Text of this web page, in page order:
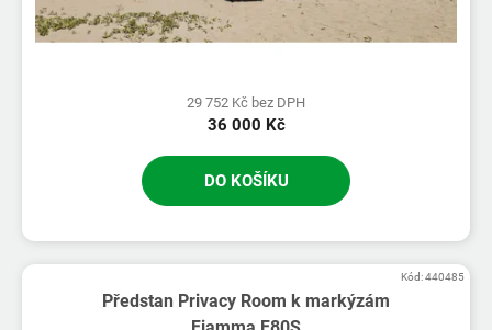
29 752 Kč bez DPH
36 000 Kč
DO KOŠÍKU
Předstan Privacy Room k markýzám
Kód:440485